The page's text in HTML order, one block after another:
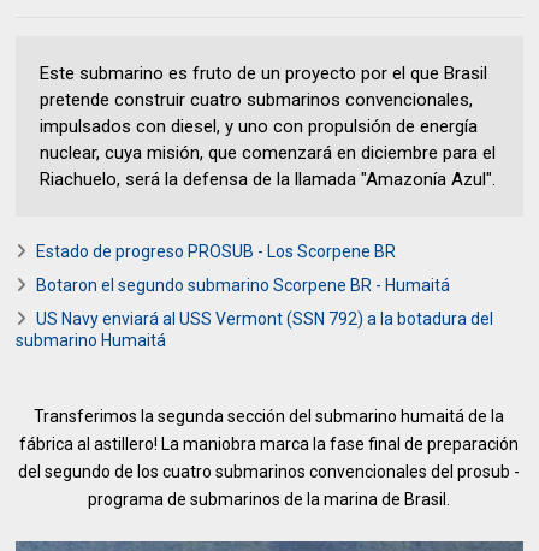
Este submarino es fruto de un proyecto por el que Brasil
pretende construir cuatro submarinos convencionales,
impulsados con diesel, y uno con propulsión de energía
nuclear, cuya misión, que comenzará en diciembre para el
Riachuelo, será la defensa de la llamada "Amazonía Azul".
Estado de progreso PROSUB - Los Scorpene BR
Botaron el segundo submarino Scorpene BR - Humaitá
US Navy enviará al USS Vermont (SSN 792) a la botadura del
submarino Humaitá
Transferimos la segunda sección del submarino humaitá de la
fábrica al astillero! La maniobra marca la fase final de preparación
del segundo de los cuatro submarinos convencionales del prosub -
programa de submarinos de la marina de Brasil.